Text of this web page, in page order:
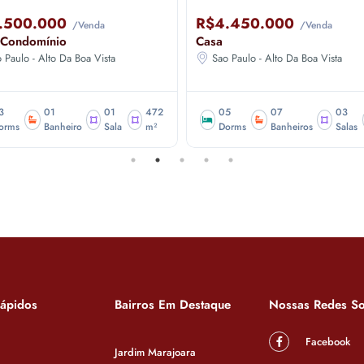
/Venda
Paulo - Alto Da Boa Vista
01
Banheiro
01
Sala
472
m²
R$4.450.000 /Venda
Casa
Sao Paulo - Alto Da Boa Vista
05
Dorms
07
Banheiros
03
Salas
Bairros Em Destaque
Jardim Marajoara
Nossas Redes
Facebook